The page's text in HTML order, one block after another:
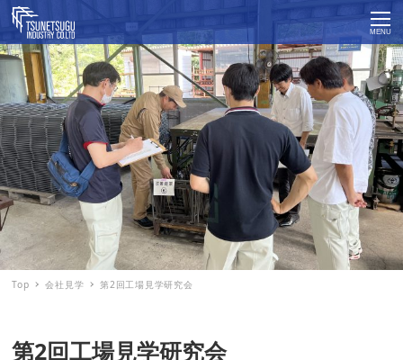
MENU
Top 会社見学 第2回工場見学研究会
第2回工場見学研究会